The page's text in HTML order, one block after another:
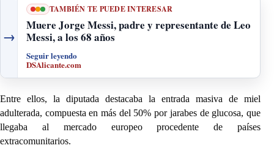
→
TAMBIÉN TE PUEDE INTERESAR
Muere Jorge Messi, padre y representante de Leo
Messi, a los 68 años
Seguir leyendo
DSAlicante.com
Entre ellos, la diputada destacaba la entrada masiva de miel
adulterada, compuesta en más del 50% por jarabes de glucosa, que
llegaba al mercado europeo procedente de países
extracomunitarios.